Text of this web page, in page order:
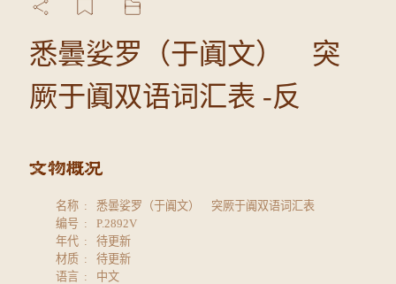
悉曇娑罗（于阗文） 突
厥于阗双语词汇表 -反
名称
悉曇娑罗（于阗文） 突厥于阗双语词汇表
编号
P.2892V
年代
待更新
材质
待更新
语言
中文